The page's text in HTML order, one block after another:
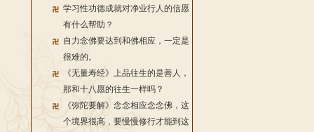
学习性功德成就对净业行人的信愿
有什么帮助？
自力念佛要达到和佛相应，一定是
很难的。
《无量寿经》上品往生的是善人，
那和十八愿的往生一样吗？
《弥陀要解》念念相应念念佛，这
个境界很高，要慢慢修行才能到这